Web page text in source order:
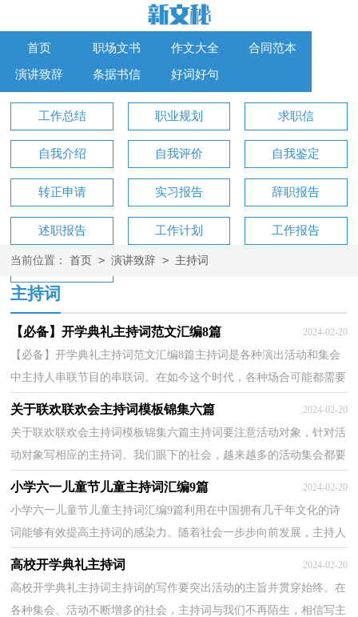
首页 职场文书 作文大全 合同范本
演讲致辞 条据书信 好词好句
工作总结 职业规划 求职信
自我介绍 自我评价 自我鉴定
转正申请 实习报告 辞职报告
述职报告 工作计划 工作报告
工作方案
当前位置： 首页 > 演讲致辞 > 主持词
主持词
【必备】开学典礼主持词范文汇编8篇 2024-02-20
【必备】开学典礼主持词范文汇编8篇主持词是各种演出活动和集会
中主持人串联节目的串联词。在如今这个时代，各种场合可能都需要
主持人，相信写主持词是一个让许多人都头痛的问...
关于联欢联欢会主持词模板锦集六篇 2024-02-20
关于联欢联欢会主持词模板锦集六篇主持词要注意活动对象，针对活
动对象写相应的主持词。我们眼下的社会，越来越多的活动集会都要
用到主持人，好的主持词是什么样的呢？以下是小编收...
小学六一儿童节儿童主持词汇编9篇 2024-02-20
小学六一儿童节儿童主持词汇编9篇利用在中国拥有几千年文化的诗
词能够有效提高主持词的感染力。随着社会一步步向前发展，主持人
在各种场合变得越来越重要，相信写主持词是一个...
高校开学典礼主持词 2024-02-20
高校开学典礼主持词主持词的写作要突出活动的主旨并贯穿始终。在
各种集会、活动不断增多的社会，主持词与我们不再陌生，相信写主